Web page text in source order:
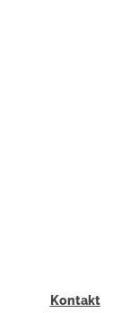
Kontakt